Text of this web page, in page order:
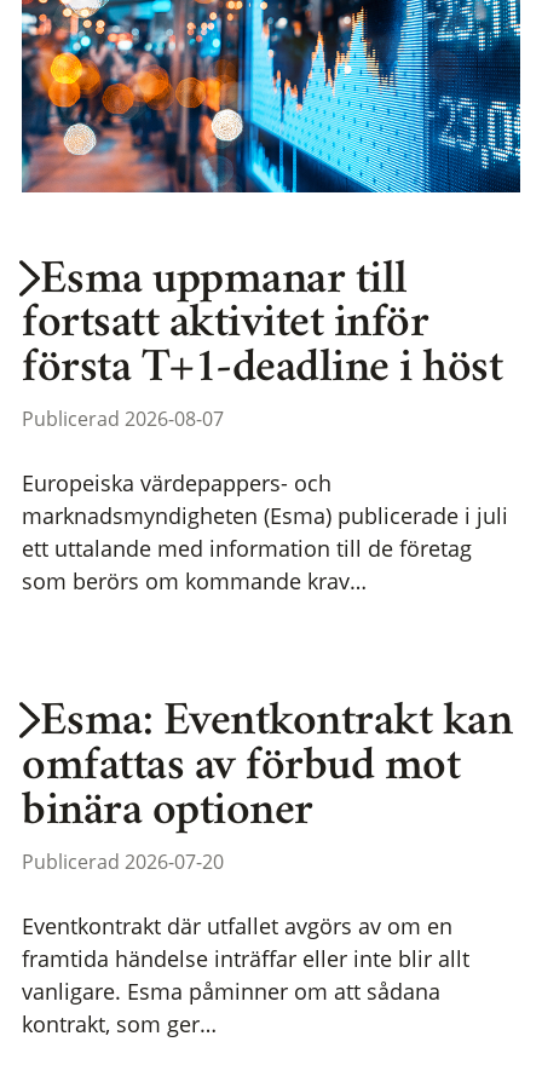
Esma uppmanar till
fortsatt aktivitet inför
första T+1-deadline i höst
Publicerad 2026-08-07
Europeiska värdepappers- och
marknadsmyndigheten (Esma) publicerade i juli
ett uttalande med information till de företag
som berörs om kommande krav…
Esma: Eventkontrakt kan
omfattas av förbud mot
binära optioner
Publicerad 2026-07-20
Eventkontrakt där utfallet avgörs av om en
framtida händelse inträffar eller inte blir allt
vanligare. Esma påminner om att sådana
kontrakt, som ger…